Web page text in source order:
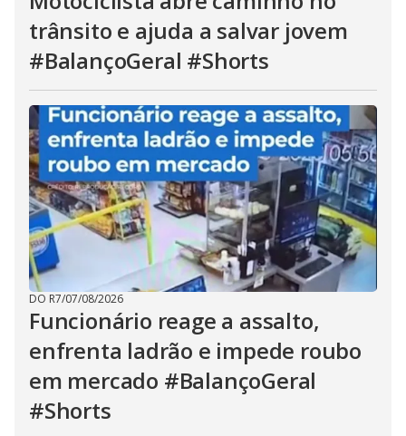
trânsito e ajuda a salvar jovem
#BalançoGeral #Shorts
DO R7/07/08/2026
Funcionário reage a assalto,
enfrenta ladrão e impede roubo
em mercado #BalançoGeral
#Shorts